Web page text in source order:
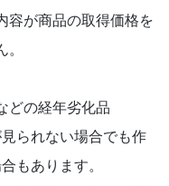
容が商品の取得価格を
どの経年劣化品
られない場合でも作
もあります。